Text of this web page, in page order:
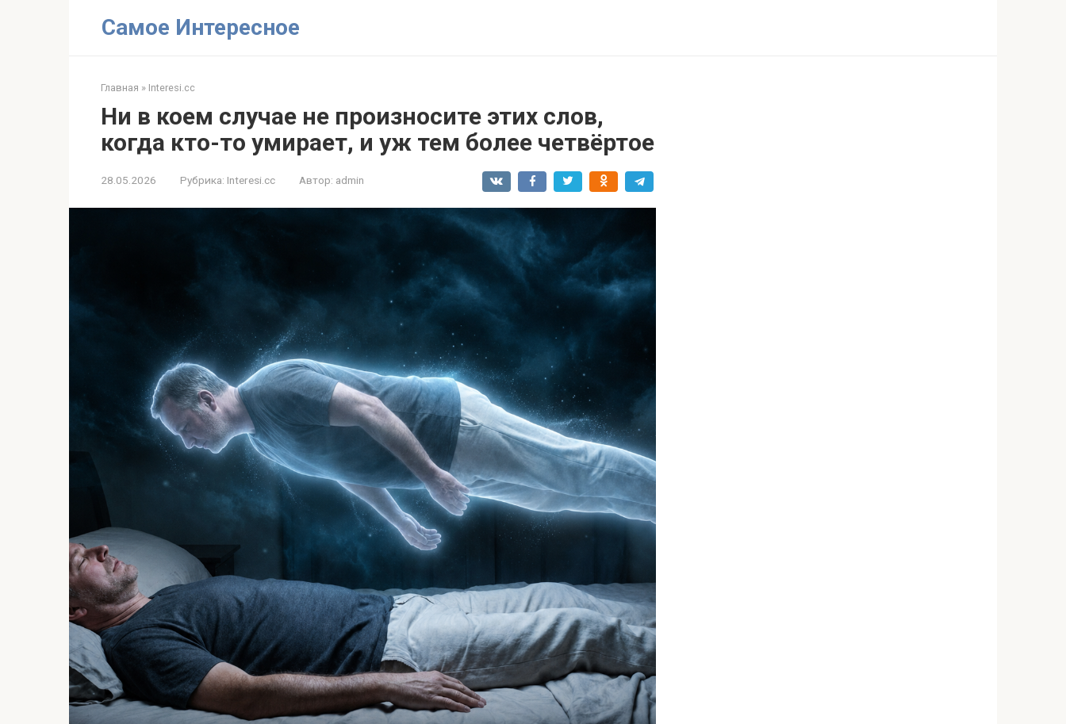
Самое Интересное
Главная » Interesi.cc
Ни в коем случае не произносите этих слов,
когда кто-то умирает, и уж тем более четвёртое
28.05.2026 Рубрика: Interesi.cc Автор: admin